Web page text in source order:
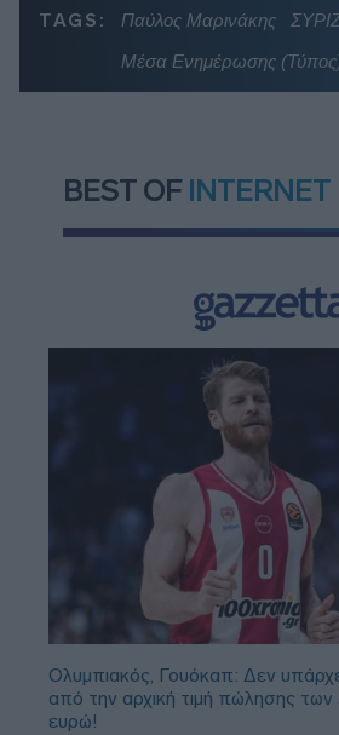
TAGS: Παύλος Μαρινάκης
Μέσα Ενημέρωσης
BEST OF INTERNET
Ολυμπιακός, Γουόκαπ: Δεν
από την αρχική τιμή πώλησης των
ευρώ!